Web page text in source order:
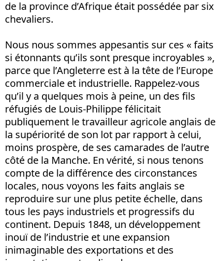
de la province d’Afrique était possédée par six
chevaliers.
Nous nous sommes appesantis sur ces « faits
si étonnants qu’ils sont presque incroyables »,
parce que l’Angleterre est à la tête de l’Europe
commerciale et industrielle. Rappelez-vous
qu’il y a quelques mois à peine, un des fils
réfugiés de Louis-Philippe félicitait
publiquement le travailleur agricole anglais de
la supériorité de son lot par rapport à celui,
moins prospère, de ses camarades de l’autre
côté de la Manche. En vérité, si nous tenons
compte de la différence des circonstances
locales, nous voyons les faits anglais se
reproduire sur une plus petite échelle, dans
tous les pays industriels et progressifs du
continent. Depuis 1848, un développement
inouï de l’industrie et une expansion
inimaginable des exportations et des